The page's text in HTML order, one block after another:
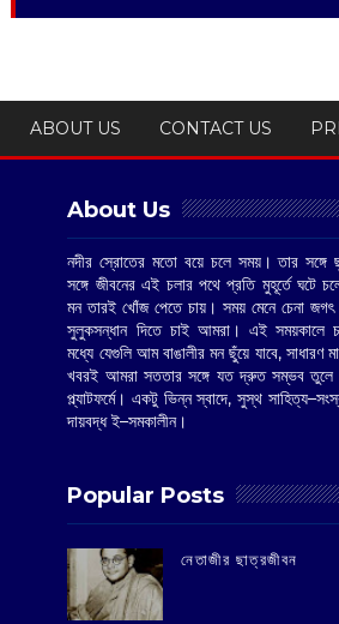
ABOUT US CONTACT US
About Us
নদীর স্রোতের মতো বয়ে চলে সময়। তার সঙ্গে
সঙ্গে জীবনের এই চলার পথে প্রতি মুহূর্তে ঘটে
মন তারই খোঁজ পেতে চায়। সময় মেনে চেনা জগৎ
সুলুকসন্ধান দিতে চাই আমরা। এই সময়কালে
মধ্যে যেগুলি আম বাঙালীর মন ছুঁয়ে যাবে, সাধারণ
খবরই আমরা সততার সঙ্গে যত দ্রুত সম্ভব তুলে
প্ল্যাটফর্মে। একটু ভিন্ন স্বাদে, সুস্থ
দায়বদ্ধ ই–সমকালীন।
Popular Posts
‌নেতাজীর ছাত্রজীবন